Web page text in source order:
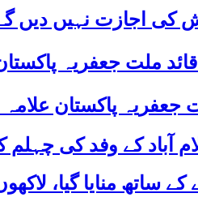
کی اجازت نہیں دیں
ملت جعفریہ
آباد کے وفد کی